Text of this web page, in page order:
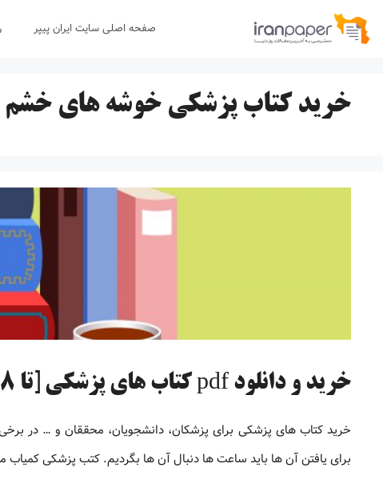
پرش
صفحه اصلی سایت ایران پیپر
خرید کتاب پزشکی خوشه های خشم
خرید و دانلود pdf کتاب های پزشکی [تا 98% تخفیف]
خرید کتاب های پزشکی برای پزشکان، دانشجویان، محققان و … در
برای یافتن آن ها باید ساعت ها دنبال آن ها بگردیم. کتب پزشکی